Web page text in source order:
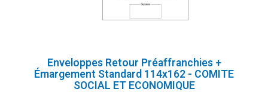
Enveloppes Retour Préaffranchies +
Émargement Standard 114x162 - COMITE
SOCIAL ET ECONOMIQUE